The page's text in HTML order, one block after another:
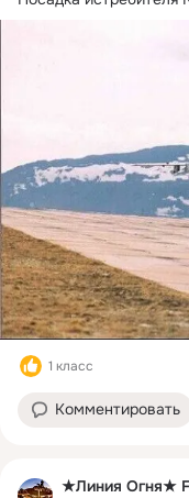
1 класс
Комментировать
★Линия Огня★